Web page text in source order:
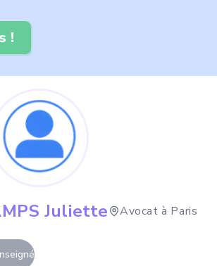
!
Juliette Avocat à Paris